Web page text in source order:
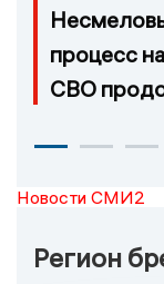
процесс
СВО
Новости СМИ2
Регион